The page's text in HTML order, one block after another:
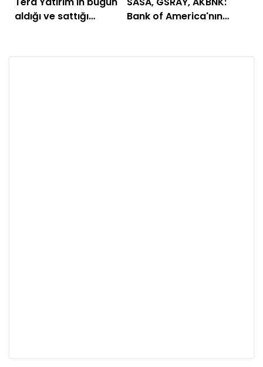
aldığı ve sattığı
Bank of America'nın